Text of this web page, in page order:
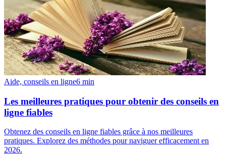
Aide, conseils en ligne6 min
Les meilleures pratiques pour obtenir des conseils en
ligne fiables
Obtenez des conseils en ligne fiables grâce à nos meilleures
pratiques. Explorez des méthodes pour naviguer efficacement en
2026.